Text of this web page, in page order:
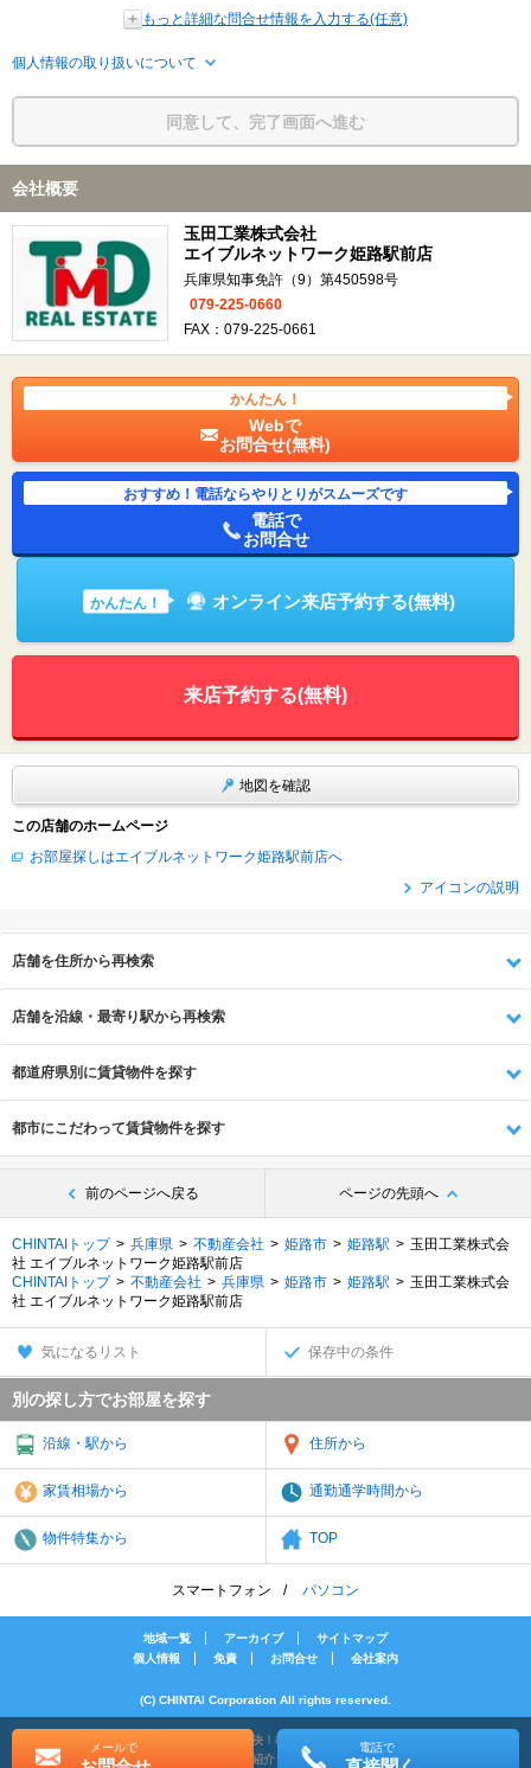
メールで 電話で
もっと詳細な問合せ情報を入力する(任意)
個人情報の取り扱いについて
同意して、完了画面へ進む
会社概要
玉田工業株式会社
エイブルネットワーク姫路駅前店
兵庫県知事免許（9）第450598号
079-225-0660
FAX：079-225-0661
かんたん！
Webで
お問合せ(無料)
おすすめ！電話ならやりとりがスムーズです
電話で
お問合せ
かんたん！ オンライン来店予約する(無料)
来店予約する(無料)
地図を確認
この店舗のホームページ
お部屋探しはエイブルネットワーク姫路駅前店へ
アイコンの説明
店舗を住所から再検索
店舗を沿線・最寄り駅から再検索
都道府県別に賃貸物件を探す
都市にこだわって賃貸物件を探す
前のページへ戻る ページの先頭へ
CHINTAIトップ 兵庫県 不動産会社 姫路市 姫路駅
玉田工業株式会
社 エイブルネットワーク姫路駅前店
CHINTAIトップ
不動産会社 兵庫県 姫路市 姫路駅
玉田工業株式会
社 エイブルネットワーク姫路駅前店
気になるリスト 保存中の条件
別の探し方でお部屋を探す
沿線・駅から 住所から
家賃相場から 通勤通学時間から
物件特集から TOP
スマートフォン パソコン
地域一覧 アーカイブ
サイトマップ
個人情報
免責 お問合せ 会社案内
(C) CHINTAI Corporation All rights reserved.
[PR]賃貸物件の疑問解決！教えてエイブルAGENT
[PR]賃貸生活の工夫を紹介！CHINTAI情報局